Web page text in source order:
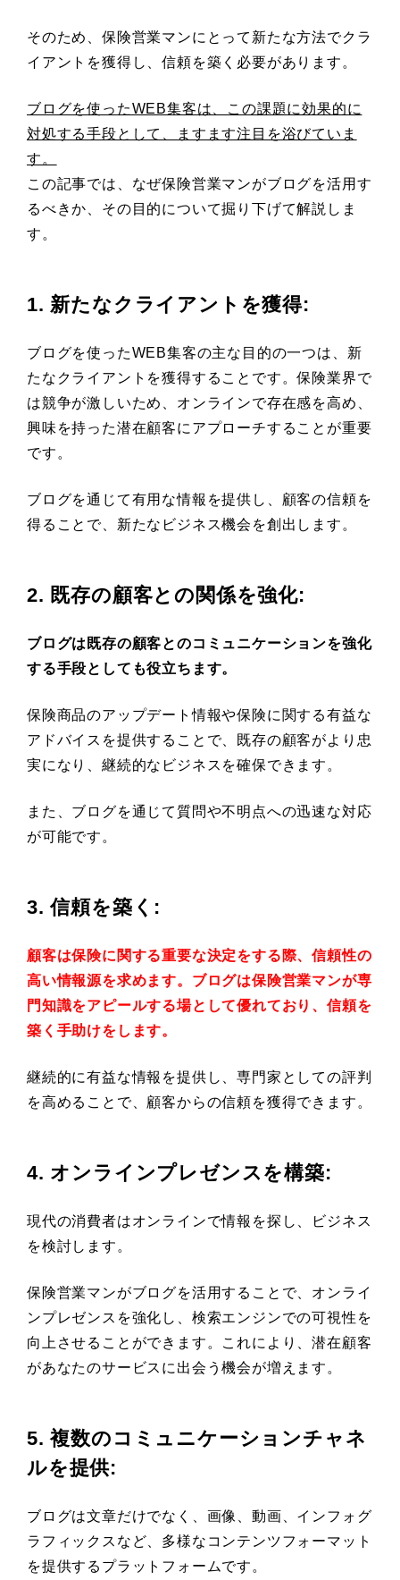
そのため、保険営業マンにとって新たな方法でクラ
イアントを獲得し、信頼を築く必要があります。
ブログを使ったWEB集客は、この課題に効果的に
対処する手段として、ますます注目を浴びていま
す。
この記事では、なぜ保険営業マンがブログを活用す
るべきか、その目的について掘り下げて解説しま
す。
1. 新たなクライアントを獲得:
ブログを使ったWEB集客の主な目的の一つは、新
たなクライアントを獲得することです。保険業界で
は競争が激しいため、オンラインで存在感を高め、
興味を持った潜在顧客にアプローチすることが重要
です。
ブログを通じて有用な情報を提供し、顧客の信頼を
得ることで、新たなビジネス機会を創出します。
2. 既存の顧客との関係を強化:
ブログは既存の顧客とのコミュニケーションを強化
する手段としても役立ちます。
保険商品のアップデート情報や保険に関する有益な
アドバイスを提供することで、既存の顧客がより忠
実になり、継続的なビジネスを確保できます。
また、ブログを通じて質問や不明点への迅速な対応
が可能です。
3. 信頼を築く :
顧客は保険に関する重要な決定をする際、信頼性の
高い情報源を求めます。ブログは保険営業マンが専
門知識をアピールする場として優れており、信頼を
築く手助けをします。
継続的に有益な情報を提供し、専門家としての評判
を高めることで、顧客からの信頼を獲得できます。
4. オンラインプレゼンスを構築:
現代の消費者はオンラインで情報を探し、ビジネス
を検討します。
保険営業マンがブログを活用することで、オンライ
ンプレゼンスを強化し、検索エンジンでの可視性を
向上させることができます。これにより、潜在顧客
があなたのサービスに出会う機会が増えます。
5. 複数のコミュニケーションチャネ
ルを提供:
ブログは文章だけでなく、画像、動画、インフォグ
ラフィックスなど、多様なコンテンツフォーマット
を提供するプラットフォームです。